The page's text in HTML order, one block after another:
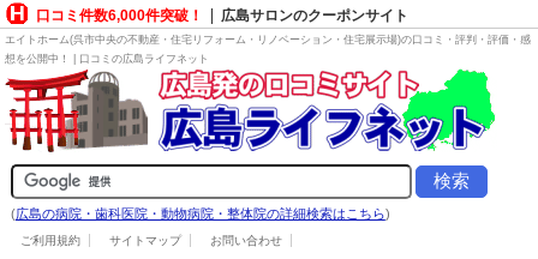
口コミ件数6,000件突破！ 広島サロンのクーポンサイト
エイトホーム(呉市中央の不動産・住宅リフォーム・リノベーション・住宅展示場)の口コミ・評判・評価・感
想を公開中！ | 口コミの広島ライフネット
(広島の病院・歯科医院・動物病院・整体院の詳細検索はこちら)
ご利用規約 サイトマップ お問い合わせ